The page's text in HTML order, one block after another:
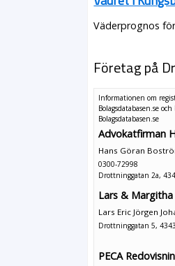
Väderprognos
Företag på
Informationen om
Bolagsdatabasen.se
Bolagsdatabasen.se
Advokatfirman
Hans Göran
0300-72998
Drottninggatan 2a,
Lars &
Lars Eric Jörgen
Drottninggatan 5,
PECA